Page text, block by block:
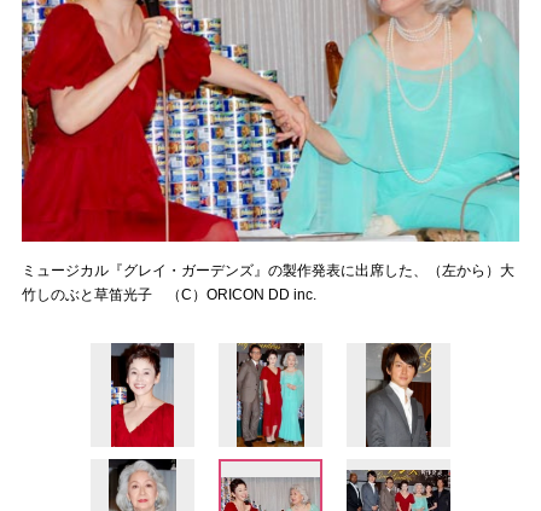
ミュージカル『グレイ・ガーデンズ』の製作発表に出席した、（左から）大
竹しのぶと草笛光子 （C）ORICON DD inc.